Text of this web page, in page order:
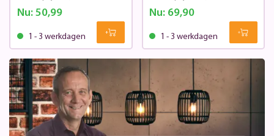
Nu:50,99
1 - 3 werkdagen
Nu: 69,90
1 - 3 werkdagen